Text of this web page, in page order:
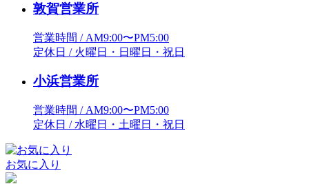
敦賀営業所
営業時間 / AM9:00〜PM5:00
定休日 / 火曜日・日曜日・祝日
小浜営業所
営業時間 / AM9:00〜PM5:00
定休日 / 水曜日・土曜日・祝日
お気に入り